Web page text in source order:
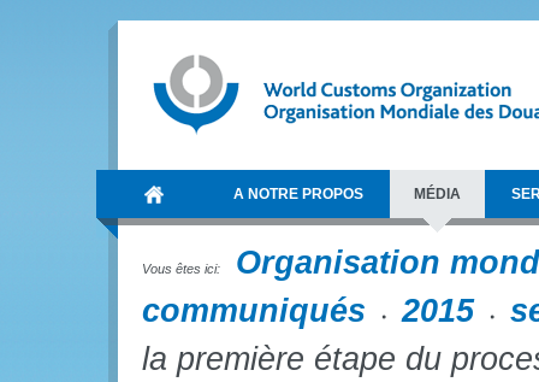
A NOTRE PROPOS MÉDIA
Vous êtes ici:
Organisation
communiqués
2015
la première étape du